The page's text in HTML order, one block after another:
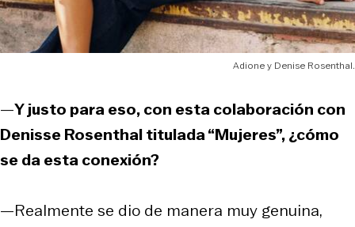
Adione y Denise Rosenthal.
—Y justo para eso, con esta colaboración con
Denisse Rosenthal titulada “Mujeres”, ¿cómo
se da esta conexión?
—Realmente se dio de manera muy genuina,